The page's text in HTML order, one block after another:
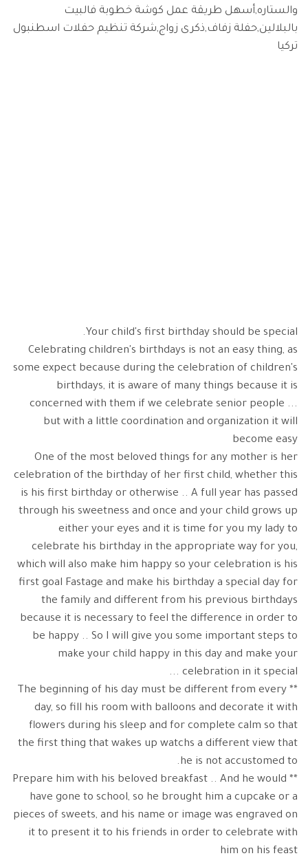
والستاره,أسهل طريقة عمل كوشة خطوبة فالبيت
بالبلالين,حفلة زفاف,ذكرى زواج,شركة تنظيم حفلات اسطنبول
تركيا
Your child's first birthday should be special.
Celebrating children's birthdays is not an easy thing, as
some expect because during the celebration of children's
birthdays, it is aware of many things because it is
concerned with them if we celebrate senior people ...
but with a little coordination and organization it will
become easy
One of the most beloved things for any mother is her
celebration of the birthday of her first child, whether this
is his first birthday or otherwise .. A full year has passed
through his sweetness and once and your child grows up
either your eyes and it is time for you my lady to
celebrate his birthday in the appropriate way for you,
which will also make him happy so your celebration is his
first goal Fastage and make his birthday a special day for
the family and different from his previous birthdays
because it is necessary to feel the difference in order to
be happy .. So I will give you some important steps to
make your child happy in this day and make your
celebration in it special ...
** The beginning of his day must be different from every
day, so fill his room with balloons and decorate it with
flowers during his sleep and for complete calm so that
the first thing that wakes up watchs a different view that
he is not accustomed to.
** Prepare him with his beloved breakfast .. And he would
have gone to school, so he brought him a cupcake or a
pieces of sweets, and his name or image was engraved on
it to present it to his friends in order to celebrate with
him on his feast